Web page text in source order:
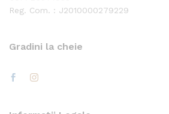
Reg. Com. : J2010000279229
Gradini la cheie